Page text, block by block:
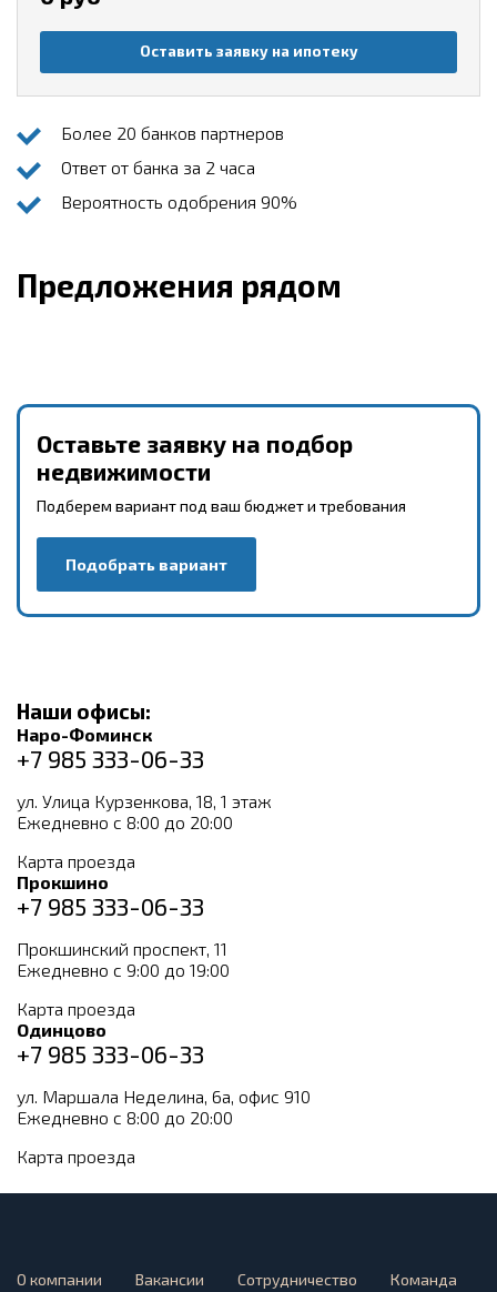
Оставить заявку на ипотеку
Более 20 банков партнеров
Ответ от банка за 2 часа
Вероятность одобрения 90%
Предложения рядом
Оставьте заявку на подбор
недвижимости
Подберем вариант под ваш бюджет и требования
Подобрать вариант
Наши офисы:
Наро-Фоминск
+7 985 333-06-33
ул. Улица Курзенкова, 18, 1 этаж
Ежедневно с 8:00 до 20:00
Карта проезда
Прокшино
+7 985 333-06-33
Прокшинский проспект, 11
Ежедневно с 9:00 до 19:00
Карта проезда
Одинцово
+7 985 333-06-33
ул. Маршала Неделина, 6а, офис 910
Ежедневно с 8:00 до 20:00
Карта проезда
О компании Вакансии Сотрудничество
Команда